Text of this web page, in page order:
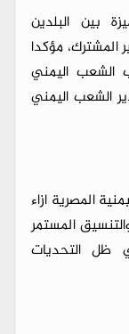
بين البلدين
المشترك، مؤكدا
الشعب اليمني
الشعب اليمني
المصرية ازاء
المستمر
ظل التحديات